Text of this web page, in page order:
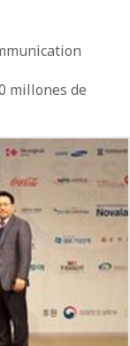
millones de